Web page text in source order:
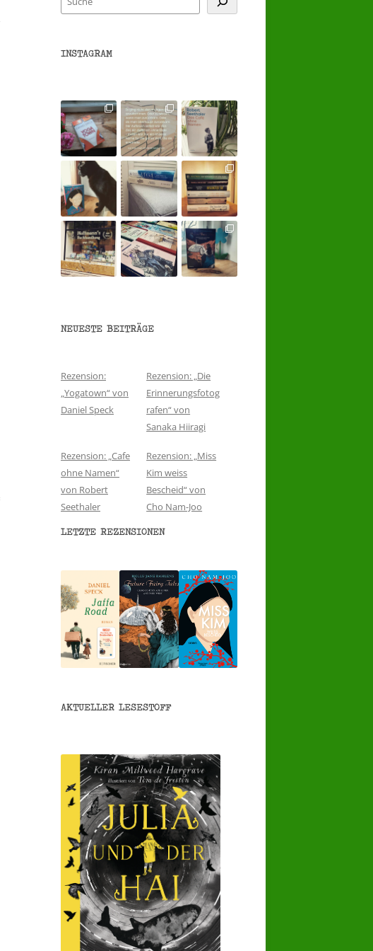
INSTAGRAM
NEUESTE BEITRÄGE
Rezension:
„Yogatown“ von
Daniel Speck
Rezension: „Die
Erinnerungsfotog
rafen“ von
Sanaka Hiiragi
Rezension: „Cafe
ohne Namen“
von Robert
Seethaler
Rezension: „Miss
Kim weiss
Bescheid“ von
Cho Nam-Joo
LETZTE REZENSIONEN
AKTUELLER LESESTOFF